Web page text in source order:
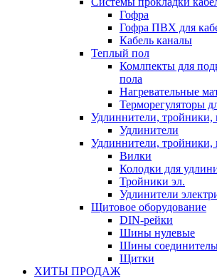
Гофра
Гофра ПВХ для
Кабель каналы
Теплый пол
Комлпекты для
пола
Нагревательные
Терморегуляторы
Удлиннители, тройники,
Удлинители
Удлиннители, тройники,
Вилки
Колодки для
Тройники эл.
Удлинители
Щитовое оборудование
DIN-рейки
Шины нулевые
Шины
Щитки
ХИТЫ ПРОДАЖ